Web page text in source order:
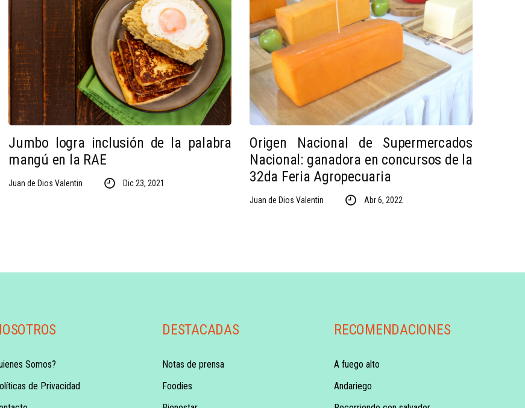
Jumbo logra inclusión de la palabra
mangú en la RAE
Juan de Dios Valentin Dic 23, 2021
Origen Nacional de Supermercados
Nacional: ganadora en concursos de la
32da Feria Agropecuaria
Juan de Dios Valentin Abr 6, 2022
Somos?
de Privacidad
DESTACADAS
Notas de prensa
Foodies
RECOMENDACIONES
A fuego alto
Andariego